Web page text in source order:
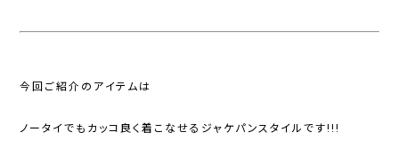
今回ご紹介のアイテムは
ノータイでもカッコ良く着こなせるジャケパンスタイルです!!!